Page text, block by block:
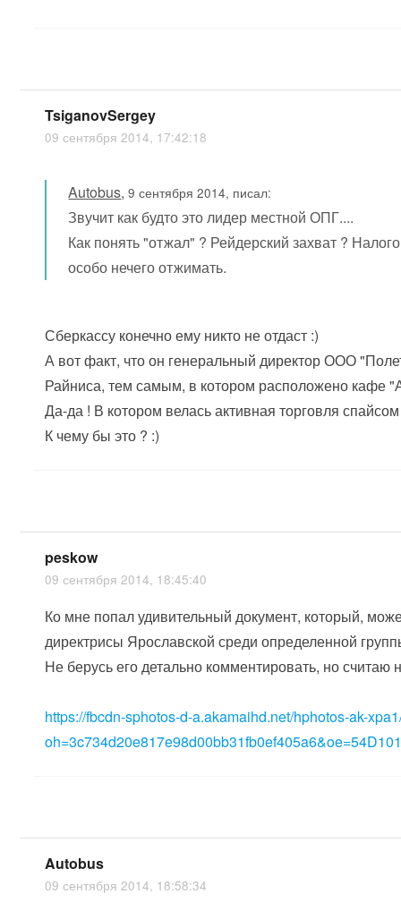
TsiganovSergey
09 сентября 2014, 17:42:18
Autobus,9 сентября 2014, писал:
Звучит как будто это лидер местной ОПГ....
Как понять "отжал" ? Рейдерский захват ?
особо нечего отжимать.
Сберкассу конечно ему никто не отдаст :)
А вот факт, что он генеральный директор ООО
Райниса, тем самым, в котором расположено кафе
Да-да ! В котором велась активная торговля спайсом
К чему бы это ? :)
peskow
09 сентября 2014, 18:45:40
Ко мне попал удивительный документ, который,
директрисы Ярославской среди определенной
Не берусь его детально комментировать, но
https://fbcdn-sphotos-d-a.akamaihd.net/hphotos-ak-
Autobus
09 сентября 2014, 18:58:34